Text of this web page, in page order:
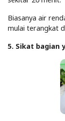
Biasanya air
mulai terangkat
5. Sikat bagian